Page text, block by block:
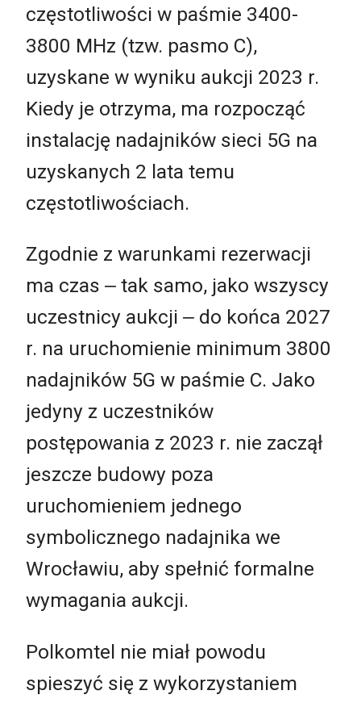
częstotliwości w paśmie 3400-
3800 MHz (tzw. pasmo C),
uzyskane w wyniku aukcji 2023 r.
Kiedy je otrzyma, ma rozpocząć
instalację nadajników sieci 5G na
uzyskanych 2 lata temu
częstotliwościach.
Zgodnie z warunkami rezerwacji
ma czas ‒ tak samo, jako wszyscy
uczestnicy aukcji ‒ do końca 2027
r. na uruchomienie minimum 3800
nadajników 5G w paśmie C. Jako
jedyny z uczestników
postępowania z 2023 r. nie zaczął
jeszcze budowy poza
uruchomieniem jednego
symbolicznego nadajnika we
Wrocławiu, aby spełnić formalne
wymagania aukcji.
Polkomtel nie miał powodu
spieszyć się z wykorzystaniem